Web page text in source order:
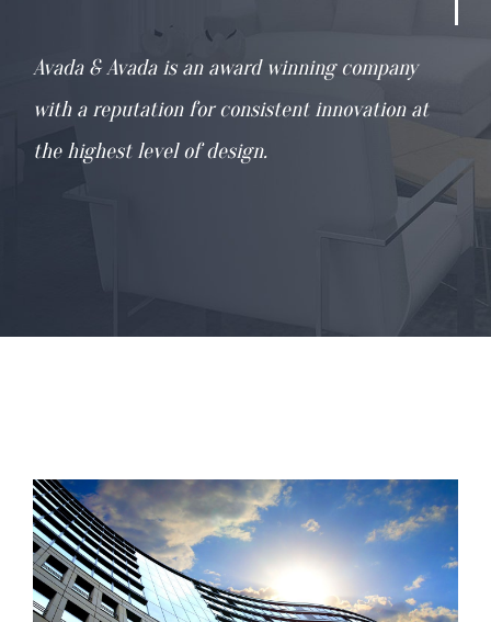
Avada & Avada is an award winning company
with a reputation for consistent innovation at
the highest level of design.